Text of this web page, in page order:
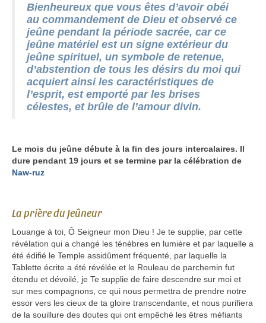
Bienheureux que vous êtes d’avoir obéi
au commandement de Dieu et observé ce
jeûne pendant la période sacrée, car ce
jeûne matériel est un signe extérieur du
jeûne spirituel, un symbole de retenue,
d’abstention de tous les désirs du moi qui
acquiert ainsi les caractéristiques de
l’esprit, est emporté par les brises
célestes, et brûle de l’amour divin.
Le mois du jeûne débute à la fin des jours intercalaires. Il
dure pendant 19 jours et se termine par la célébration de
Naw-ruz
La prière du Jeûneur
Louange à toi, Ô Seigneur mon Dieu ! Je te supplie, par cette
révélation qui a changé les ténèbres en lumière et par laquelle a
été édifié le Temple assidûment fréquenté, par laquelle la
Tablette écrite a été révélée et le Rouleau de parchemin fut
étendu et dévoilé, je Te supplie de faire descendre sur moi et
sur mes compagnons, ce qui nous permettra de prendre notre
essor vers les cieux de ta gloire transcendante, et nous purifiera
de la souillure des doutes qui ont empêché les êtres méfiants